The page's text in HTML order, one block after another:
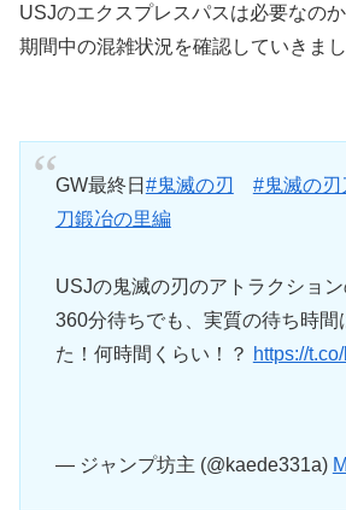
USJのエクスプレスパスは必要なの
期間中の混雑状況を確認していきまし
GW最終日 #鬼滅の刃 #鬼滅の
刀鍛冶の里編
USJの鬼滅の刃のアトラクション
360分待ちでも、実質の待ち時間
た！何時間くらい！？ https://
— ジャンプ坊主 (@kaede331a)